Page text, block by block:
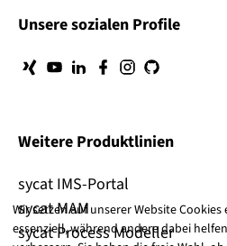
Unsere sozialen Profile
Weitere Produktlinien
sycat IMS-Portal
sycat MAM
sycat Process Modeller
Wir setzen auf unserer Website
essenziell, während andere dabei